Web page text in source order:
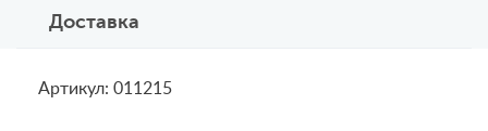
Доставка
Артикул: 011215